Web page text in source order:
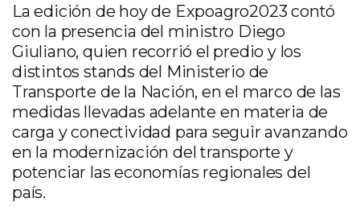
La edición de hoy de Expoagro2023 contó
con la presencia del ministro Diego
Giuliano, quien recorrió el predio y los
distintos stands del Ministerio de
Transporte de la Nación, en el marco de las
medidas llevadas adelante en materia de
carga y conectividad para seguir avanzando
en la modernización del transporte y
potenciar las economías regionales del
país.